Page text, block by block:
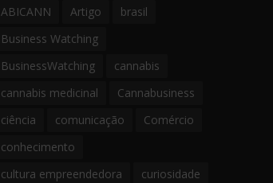
ABICANN Artigo
brasil
Business Watching
BusinessWatching
cannabis
cannabis medicinal
Cannabusiness
ciência
comunicação
Comércio
conhecimento
cultura empreendedora
curiosidade